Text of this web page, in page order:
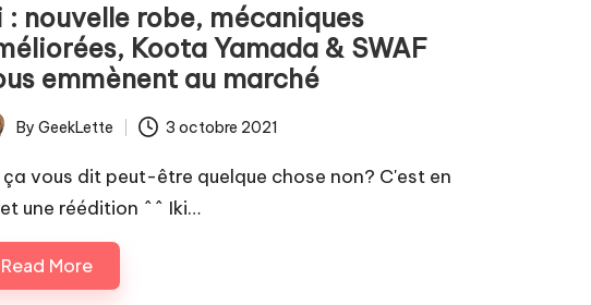
: nouvelle robe, mécaniques
Koota Yamada & SWAF
emmènent au marché
By GeekLette 3 octobre 2021
ça vous dit peut-être quelque chose non? C'est en
une réédition ^^ Iki…
Read More